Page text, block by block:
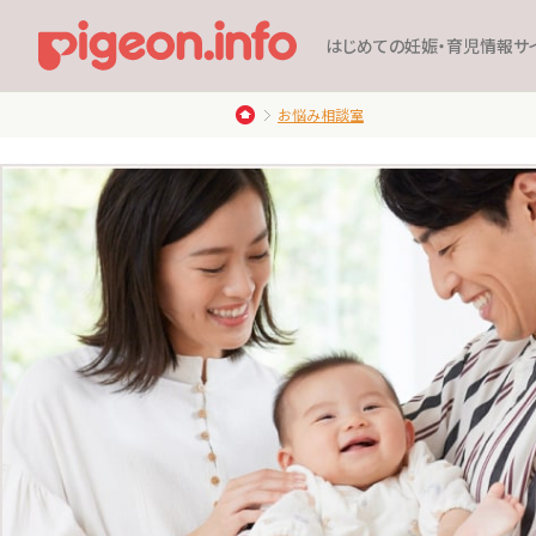
はじめての妊娠・育児情報サ
お悩み相談室